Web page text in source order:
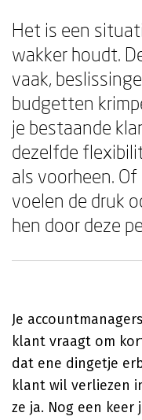
Het is een
wakker houdt.
vaak,
budgetten
je bestaande
dezelfde
als voorheen.
voelen de druk
hen door deze
Je
klant vraagt om
dat ene dingetje
klant wil verliezen
ze ja. Nog een keer